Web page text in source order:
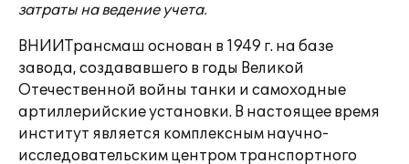
затраты на ведение учета.
ВНИИТрансмаш основан в 1949 г. на базе
завода, создававшего в годы Великой
Отечественной войны танки и самоходные
артиллерийские установки. В настоящее время
институт является комплексным научно-
исследовательским центром транспортного